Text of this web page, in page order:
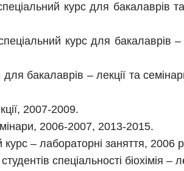
курс для бакалаврів
курс для бакалаврів –
для бакалаврів – лекції та
2007-2009.
2006-2007, 2013-2015.
курс – лабораторні заняття, 2006
спеціальності біохімія –